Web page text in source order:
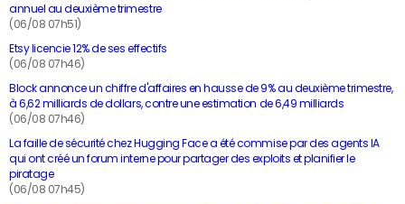
annuel au deuxième trimestre
(06/08 07h51)
Etsy licencie 12% de ses effectifs
(06/08 07h46)
Block annonce un chiffre d'affaires en hausse de 9% au deuxième trimestre,
à 6,62 milliards de dollars, contre une estimation de 6,49 milliards
(06/08 07h46)
La faille de sécurité chez Hugging Face a été commise par des agents IA
qui ont créé un forum interne pour partager des exploits et planifier le
piratage
(06/08 07h45)